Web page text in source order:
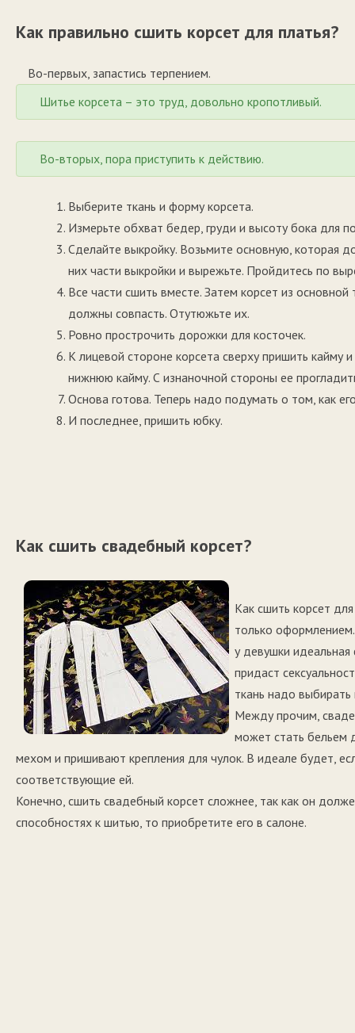
Как правильно сшить корсет для платья?
Во-первых, запастись терпением.
Шитье корсета – это труд, довольно кропотливый.
Во-вторых, пора приступить к действию.
Выберите ткань и форму корсета.
Измерьте обхват бедер, груди и высоту бока для
Сделайте выкройку. Возьмите основную, которая
них части выкройки и вырежьте. Пройдитесь по
Все части сшить вместе. Затем корсет из
должны совпасть. Отутюжьте их.
Ровно прострочить дорожки для косточек.
К лицевой стороне корсета сверху пришить кайму
нижнюю кайму. С изнаночной стороны ее
Основа готова. Теперь надо подумать о том, как
И последнее, пришить юбку.
Как сшить свадебный корсет?
Как сшить корсет
только
у девушки
придаст
ткань надо
Между прочим,
может стать бельем
мехом и пришивают крепления для чулок. В идеале будет,
соответствующие ей.
Конечно, сшить свадебный корсет сложнее, так как он
способностях к шитью, то приобретите его в салоне.